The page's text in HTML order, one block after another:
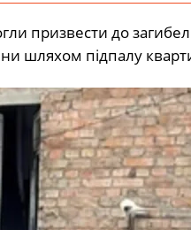
призвести до
шляхом підпалу